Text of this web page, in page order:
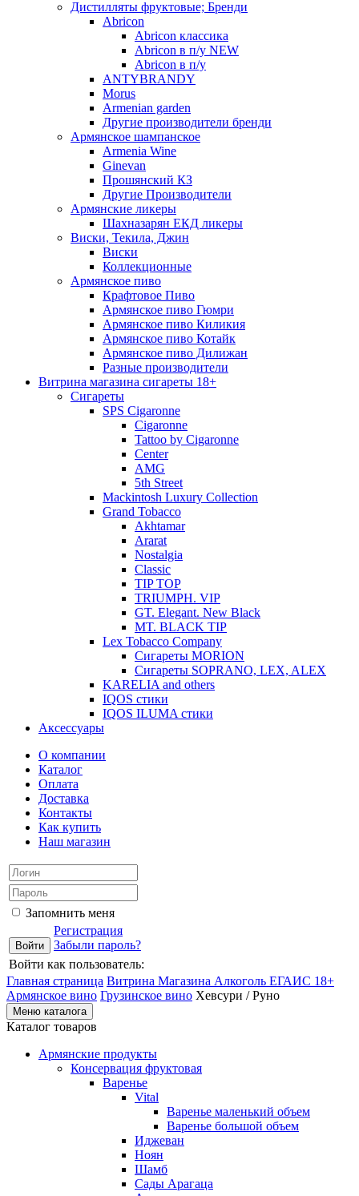
Дистилляты фруктовые; Бренди
Abricon
Abricon классика
Abricon в п/у NEW
Abricon в п/у
ANTYBRANDY
Morus
Armenian garden
Другие производители бренди
Армянское шампанское
Armenia Wine
Ginevan
Прошянский КЗ
Другие Производители
Армянские ликеры
Шахназарян ЕКД ликеры
Виски, Текила, Джин
Виски
Коллекционные
Армянское пиво
Крафтовое Пиво
Армянское пиво Гюмри
Армянское пиво Киликия
Армянское пиво Котайк
Армянское пиво Дилижан
Разные производители
Витрина магазина сигареты 18+
Cигареты
SPS Cigaronne
Сigaronne
Tattoo by Cigaronne
Center
AMG
5th Street
Mackintosh Luxury Collection
Grand Tobacco
Akhtamar
Ararat
Nostalgia
Classic
TIP TOP
TRIUMPH. VIP
GT. Elegant. New Black
MT. BLACK TIP
Lex Tobacco Company
Сигареты MORION
Сигареты SOPRANO, LEX, ALEX
KARELIA and others
IQOS стики
IQOS ILUMA стики
Аксессуары
О компании
Каталог
Оплата
Доставка
Контакты
Как купить
Наш магазин
Запомнить меня
Регистрация
Забыли пароль?
Войти как пользователь:
Главная страница Витрина Магазина Алкоголь ЕГАИС 18+
Армянское вино Грузинское вино Хевсури / Руно
Меню каталога
Каталог товаров
Армянские продукты
Консервация фруктовая
Варенье
Vital
Варенье маленький объем
Варенье большой объем
Иджеван
Ноян
Шамб
Сады Арагаца